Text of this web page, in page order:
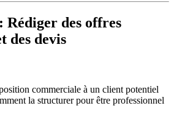
Rédiger des offres
des devis
commerciale à un client potentiel
la structurer pour être professionnel